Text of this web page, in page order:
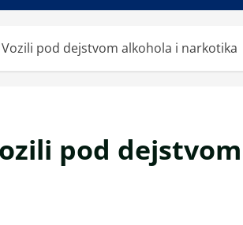
pod dejstvom alkohola i narkotika
pod